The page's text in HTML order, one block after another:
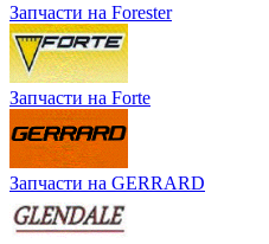
Запчасти на Forester
Запчасти на Forte
Запчасти на GERRARD